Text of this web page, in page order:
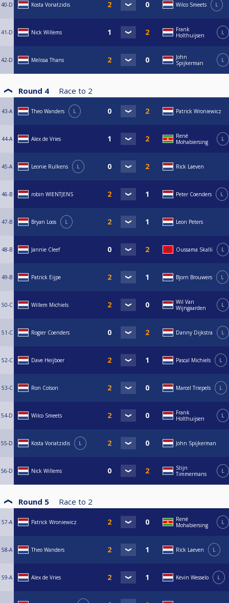
40-D Kosta Voriatzidis Wilco Smeets L
41-D Nick Willems
Frank
Holthuijsen
L
42-D Melissa Thans
John
Spijkerman
L
Round 4 Race to 2
43-A Theo Wanders L Patrick Wroniewicz
44-A Alex de Vries
René
Mohabiersing
L
45-A Leonie Rulkens L Rick Laeven
46-B robin WIENTJENS Peter Coenders L
47-B Bryan Loos L Leon Peters
48-B Jannie Cleef Oussama Skalli L
49-B Patrick Eijpe Bjorn Brouwers L
50-C Willem Michiels
Wil Van
Wijngaarden
L
51-C Rogier Coenders Danny Dijkstra L
52-C Dave Heijboer Pascal Michiels L
53-C Ron Colson Marcel Triepels L
54-D Wilco Smeets
Frank
Holthuijsen
L
55-D Kosta Voriatzidis L John Spijkerman
56-D Nick Willems
Stijn
Timmermans
L
Round 5 Race to 2
57-A Patrick Wroniewicz
René
Mohabiersing
L
58-A Theo Wanders Rick Laeven L
59-A Alex de Vries Kevin Wesselo L